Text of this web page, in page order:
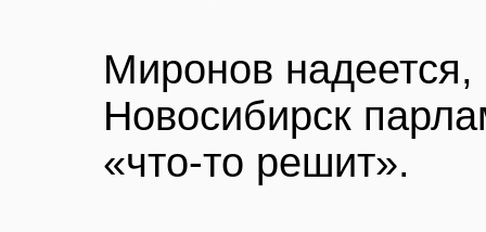
Миронов надеется,
Новосибирск
«что-то решит».